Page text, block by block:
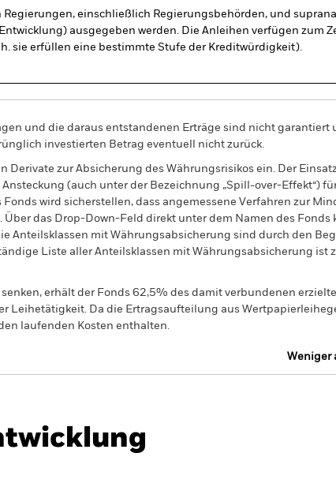
einschließlich Regierungsbehörden, und
ausgegeben werden. Die Anleihen verfügen zum
sie erfüllen eine bestimmte Stufe der Kreditwürdigkeit).
und die daraus entstandenen Erträge sind nicht garantiert
investierten Betrag eventuell nicht zurück.
zur Absicherung des Währungsrisikos ein. Der
(auch unter der Bezeichnung „Spill-over-Effekt“)
wird sicherstellen, dass angemessene Verfahren zur
das Drop-Down-Feld direkt unter dem Namen des Fonds
Anteilsklassen mit Währungsabsicherung sind durch den
Liste aller Anteilsklassen mit Währungsabsicherung ist
erhält der Fonds 62,5% des damit verbundenen
Leihetätigkeit. Da die Ertragsaufteilung aus
laufenden Kosten enthalten.
Weniger
Managers